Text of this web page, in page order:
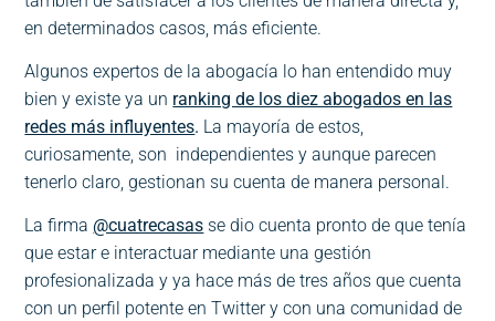
en determinados casos, más eficiente.
Algunos expertos de la abogacía lo han entendido muy
bien y existe ya un ranking de los diez abogados en las
redes más influyentes. La mayoría de estos,
curiosamente, son independientes y aunque parecen
tenerlo claro, gestionan su cuenta de manera personal.
La firma @cuatrecasas se dio cuenta pronto de que tenía
que estar e interactuar mediante una gestión
profesionalizada y ya hace más de tres años que cuenta
con un perfil potente en Twitter y con una comunidad de